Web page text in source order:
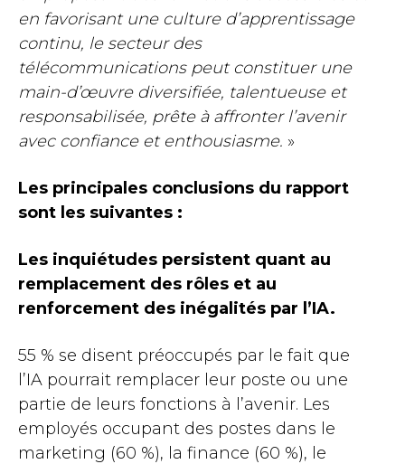
en favorisant une culture d’apprentissage
continu, le secteur des
télécommunications peut constituer une
main-d’œuvre diversifiée, talentueuse et
responsabilisée, prête à affronter l’avenir
avec confiance et enthousiasme. »
Les principales conclusions du rapport
sont les suivantes :
Les inquiétudes persistent quant au
remplacement des rôles et au
renforcement des inégalités par l’IA.
55 % se disent préoccupés par le fait que
l’IA pourrait remplacer leur poste ou une
partie de leurs fonctions à l’avenir. Les
employés occupant des postes dans le
marketing (60 %), la finance (60 %), le